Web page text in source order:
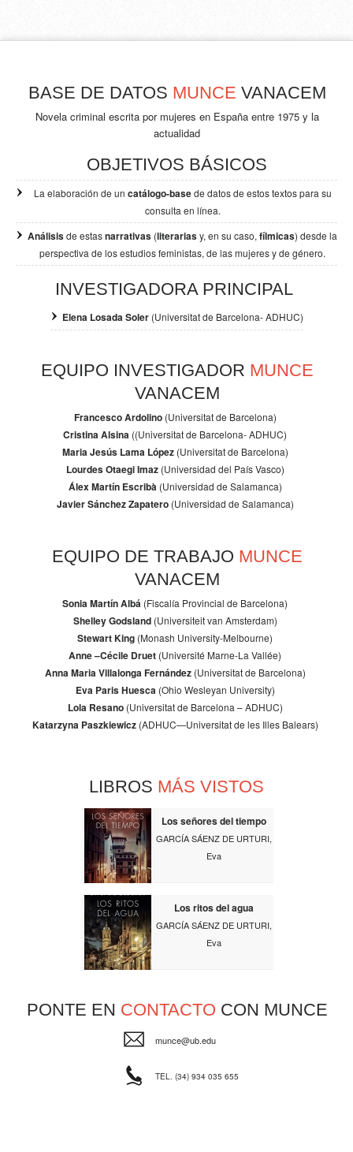
BASE DE DATOS MUNCE VANACEM
Novela criminal escrita por mujeres en España entre 1975 y la
actualidad
OBJETIVOS BÁSICOS
La elaboración de un catálogo-basede datos de estos textos para su
consulta en línea.
Análisisde estasnarrativas (literariasy, en su caso, fílmicas) desde la
perspectiva de losestudios feministas, de las mujeres y de género.
INVESTIGADORA PRINCIPAL
Elena Losada Soler (Universitat de Barcelona- ADHUC)
EQUIPO INVESTIGADOR MUNCE
VANACEM
Francesco Ardolino(Universitat de Barcelona)
Cristina Alsina ((Universitat de Barcelona- ADHUC)
Maria Jesús Lama López(Universitat de Barcelona)
Lourdes Otaegi Imaz(Universidad del País Vasco)
Álex Martín Escribà (Universidad de Salamanca)
Javier Sánchez Zapatero(Universidad de Salamanca)
EQUIPO DE TRABAJO MUNCE
VANACEM
Sonia Martín Albá (Fiscalía Provincial de Barcelona)
Shelley Godsland(Universiteit van Amsterdam)
Stewart King (Monash University-Melbourne)
Anne –Cécile Druet (Université Marne-La Vallée)
Anna Maria Villalonga Fernández(Universitat de Barcelona)
Eva Paris Huesca (Ohio Wesleyan University)
Lola Resano (Universitat de Barcelona – ADHUC)
Katarzyna Paszkiewicz(ADHUC—Universitat de les Illes Balears)
LIBROS MÁS VISTOS
Los señores del tiempo
GARCÍA SÁENZ DE URTURI,
Eva
Los ritos del agua
GARCÍA SÁENZ DE URTURI,
Eva
PONTE EN CONTACTO CON MUNCE
munce@ub.edu
TEL. (34) 934 035 655